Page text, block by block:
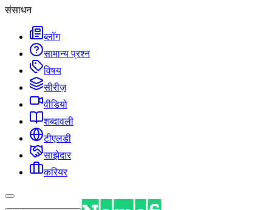
संसाधन
ब्लॉग
सामान्य प्रश्न
विषय
सीरीज़
वीडियो
शब्दावली
टीएलडी
साझेदार
करियर